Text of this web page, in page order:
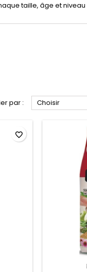
taille, âge et
par : Choisir
favorite_border